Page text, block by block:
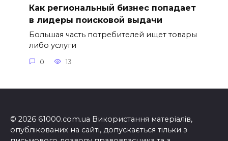
Как региональный бизнес попадает
в лидеры поисковой выдачи
Большая часть потребителей ищет товары
либо услуги
0 13
© 2026 61000.com.ua Використання матеріалів,
опублікованих на сайті, допускається тільки з